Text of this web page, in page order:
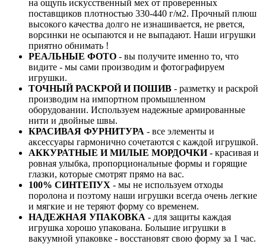
на ощупь искусственный мех от проверенных
поставщиков плотностью 330-440 г/м2. Прочный плюш
высокого качества долго не изнашивается, не рвется,
ворсинки не осыпаются и не выпадают. Наши игрушки
приятно обнимать !
РЕАЛЬНЫЕ ФОТО - вы получите именно то, что
видите - мы сами производим и фотографируем
игрушки.
ТОЧНЫЙ РАСКРОЙ И ПОШИВ - разметку и раскрой
производим на импортном промышленном
оборудовании. Используем надежные армированные
нити и двойные швы.
КРАСИВАЯ ФУРНИТУРА - все элементы и
аксессуары гармонично сочетаются с каждой игрушкой.
АККУРАТНЫЕ И МИЛЫЕ МОРДОЧКИ- красивая и
ровная улыбка, пропорциональные формы и горящие
глазки, которые смотрят прямо на вас.
100% СИНТЕПУХ - мы не используем отходы
поролона и поэтому наши игрушки всегда очень легкие
и мягкие и не теряют форму со временем.
НАДЕЖНАЯ УПАКОВКА - для защиты каждая
игрушка хорошо упакована. Большие игрушки в
вакуумной упаковке - восстановят свою форму за 1 час.